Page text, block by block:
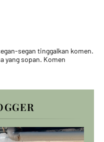
segan tinggalkan komen.
yang sopan. Komen